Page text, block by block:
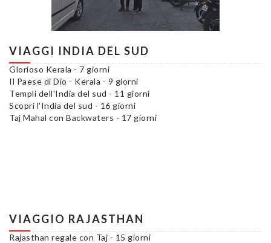
VIAGGI INDIA DEL SUD
Glorioso Kerala - 7 giorni
Il Paese di Dio - Kerala - 9 giorni
Templi dell'India del sud - 11 giorni
Scopri l'India del sud - 16 giorni
Taj Mahal con Backwaters - 17 giorni
VIAGGIO RAJASTHAN
Rajasthan regale con Taj - 15 giorni